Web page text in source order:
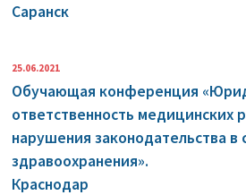
Саранск
25.06.2021
Обучающая конференция
ответственность медицинских
нарушения законодательства в
здравоохранения».
Краснодар